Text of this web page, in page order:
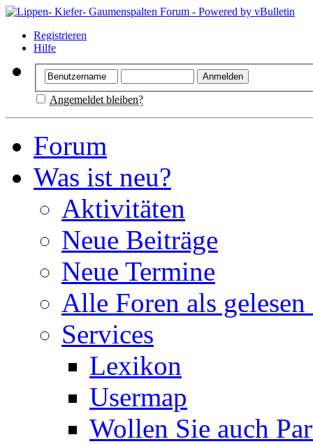
Registrieren
Hilfe
Angemeldet bleiben?
Forum
Was ist neu?
Aktivitäten
Neue Beiträge
Neue Termine
Alle Foren als
Services
Lexikon
Usermap
Wollen Sie auch